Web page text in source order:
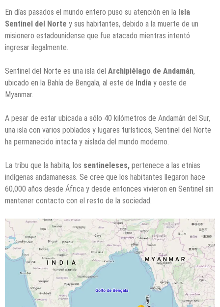
En días pasados el mundo entero puso su atención en la Isla
Sentinel del Norte y sus habitantes, debido a la muerte de un
misionero estadounidense que fue atacado mientras intentó
ingresar ilegalmente.
Sentinel del Norte es una isla del Archipiélago de Andamán,
ubicado en la Bahía de Bengala, al este de India y oeste de
Myanmar.
A pesar de estar ubicada a sólo 40 kilómetros de Andamán del Sur,
una isla con varios poblados y lugares turísticos, Sentinel del Norte
ha permanecido intacta y aislada del mundo moderno.
La tribu que la habita, los sentineleses, pertenece a las etnias
indígenas andamanesas. Se cree que los habitantes llegaron hace
60,000 años desde África y desde entonces vivieron en Sentinel sin
mantener contacto con el resto de la sociedad.